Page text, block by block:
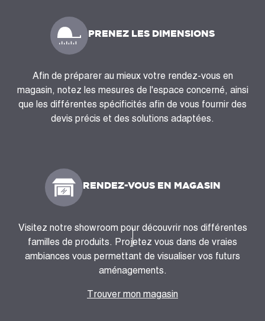
PRENEZ LES DIMENSIONS
Afin de préparer au mieux votre rendez-vous en
magasin, notez les mesures de l'espace concerné, ainsi
que les différentes spécificités afin de vous fournir des
devis précis et des solutions adaptées.
RENDEZ-VOUS EN MAGASIN
Visitez notre showroom pour découvrir nos différentes
familles de produits. Projetez vous dans de vraies
ambiances vous permettant de visualiser vos futurs
aménagements.
Trouver mon magasin